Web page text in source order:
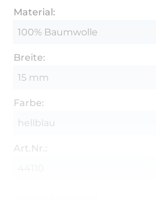
Material:
100% Baumwolle
Breite:
15 mm
Farbe:
hellblau
Art.Nr.: